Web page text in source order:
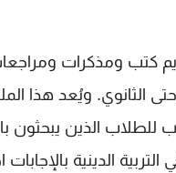
كتب ومذكرات
الثانوي. ويُعد هذا
للطلاب الذين يبحثون
الدينية